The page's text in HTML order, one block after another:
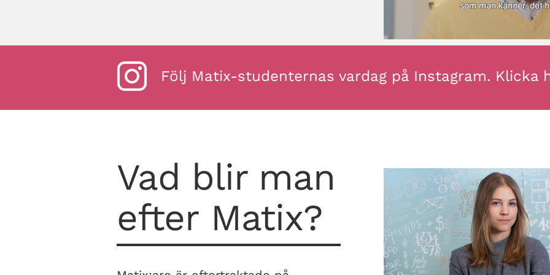
Följ Matix-studenternas vardag på Instagram. Klicka
Vad blir man
efter Matix?